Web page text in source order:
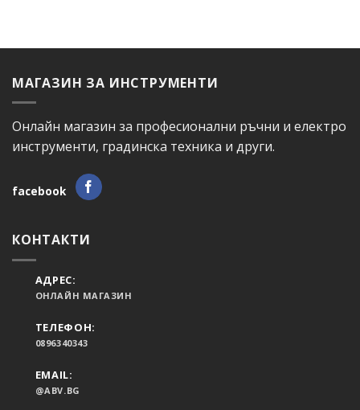
МАГАЗИН ЗА ИНСТРУМЕНТИ
Онлайн магазин за професионални ръчни и електро
инструменти, градинска техника и други.
facebook
КОНТАКТИ
АДРЕС:
ОНЛАЙН МАГАЗИН
ТЕЛЕФОН:
0896340343
EMAIL:
@ABV.BG